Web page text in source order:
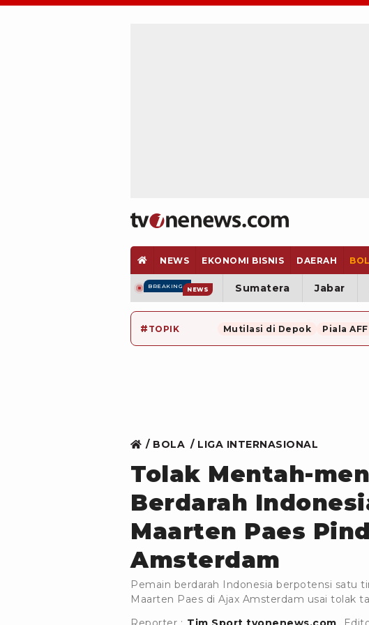
NEWS EKONOMI BISNIS DAERAH
BREAKING NEWS Sumatera Jabar
# TOPIK Mutilasi di Depok Piala
BOLA LIGA INTERNASIONAL
Tolak Mentah-
Berdarah
Maarten Paes
Amsterdam
Pemain berdarah Indonesia berpotensi satu
Maarten Paes di Ajax Amsterdam usai tolak